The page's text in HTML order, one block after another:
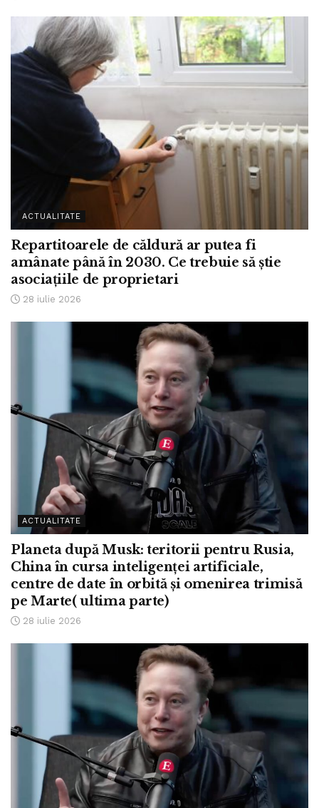
ACTUALITATE
Repartitoarele de căldură ar putea fi
amânate până în 2030. Ce trebuie să știe
asociațiile de proprietari
28 iulie 2026
ACTUALITATE
Planeta după Musk: teritorii pentru Rusia,
China în cursa inteligenței artificiale,
centre de date în orbită și omenirea trimisă
pe Marte( ultima parte)
28 iulie 2026